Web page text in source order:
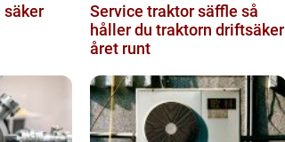
Service traktor säffle så
håller du traktorn driftsäker
året runt